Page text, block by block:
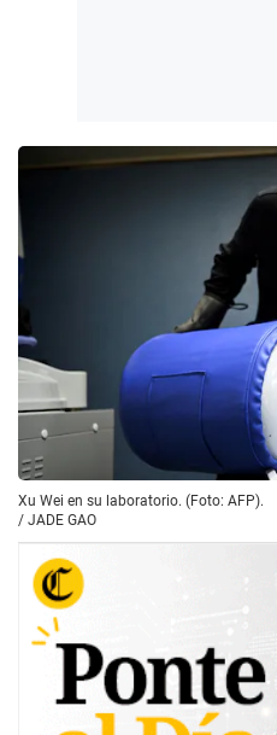
Xu Wei en su laboratorio. (Foto: AFP).
/ JADE GAO